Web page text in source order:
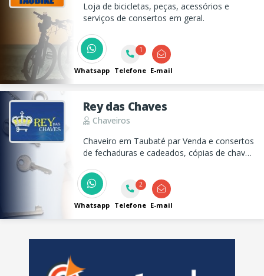
Loja de bicicletas, peças, acessórios e
serviços de consertos em geral.
Whatsapp
1
Telefone E-mail
Rey das Chaves
Chaveiros
Chaveiro em Taubaté par Venda e consertos
de fechaduras e cadeados, cópias de chaves
colocação de fechaduras, entre outros.
Whatsapp
2
Telefone E-mail